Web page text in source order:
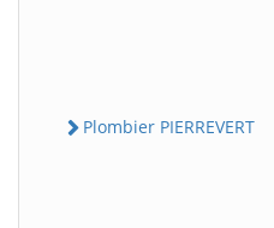
Plombier PIERREVERT